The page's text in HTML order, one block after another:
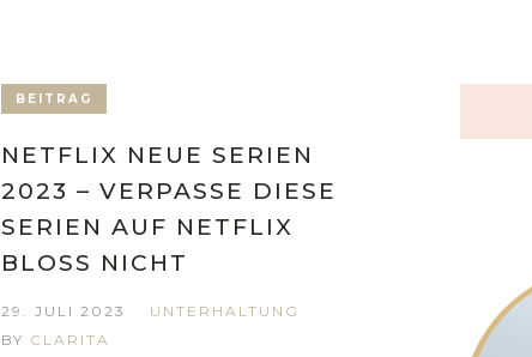
BEITRAG
NETFLIX NEUE SERIEN
2023 – VERPASSE DIESE
SERIEN AUF NETFLIX
BLOSS NICHT
29. JULI 2023
UNTERHALTUNG
BY CLARITA